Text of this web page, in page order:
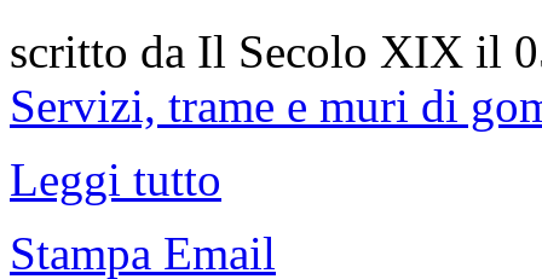
scritto da Il Secolo XIX il
Servizi, trame e muri di
Leggi tutto
Stampa Email